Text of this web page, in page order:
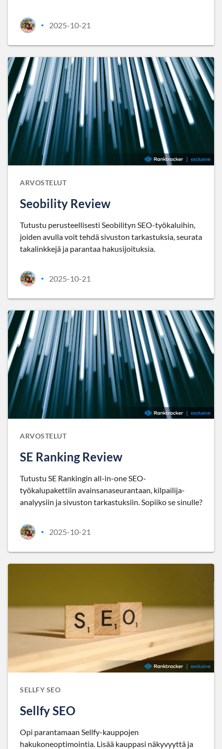
• 2025-10-21
ARVOSTELUT
Seobility Review
Tutustu perusteellisesti Seobilityn SEO-työkaluihin,
joiden avulla voit tehdä sivuston tarkastuksia, seurata
takalinkkejä ja parantaa hakusijoituksia.
• 2025-10-21
ARVOSTELUT
SE Ranking Review
Tutustu SE Rankingin all-in-one SEO-
työkalupakettiin avainsanaseurantaan, kilpailija-
analyysiin ja sivuston tarkastuksiin. Sopiiko se sinulle?
• 2025-10-21
SELLFY SEO
Sellfy SEO
Opi parantamaan Sellfy-kauppojen
hakukoneoptimointia. Lisää kauppasi näkyvyyttä ja